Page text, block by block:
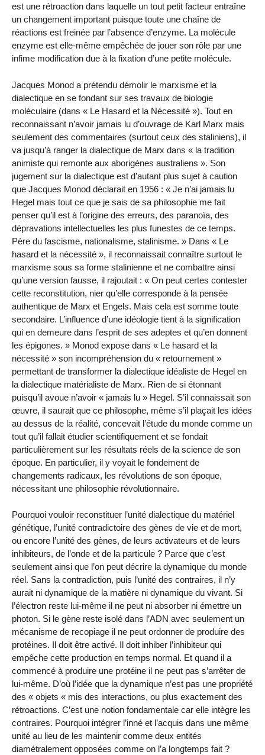
est une rétroaction dans laquelle un tout petit facteur entraîne
un changement important puisque toute une chaîne de
réactions est freinée par l’absence d’enzyme. La molécule
enzyme est elle-même empêchée de jouer son rôle par une
infime modification due à la fixation d’une petite molécule.
Jacques Monod a prétendu démolir le marxisme et la
dialectique en se fondant sur ses travaux de biologie
moléculaire (dans « Le Hasard et la Nécessité »). Tout en
reconnaissant n’avoir jamais lu d’ouvrage de Karl Marx mais
seulement des commentaires (surtout ceux des staliniens), il
va jusqu’à ranger la dialectique de Marx dans « la tradition
animiste qui remonte aux aborigènes australiens ». Son
jugement sur la dialectique est d’autant plus sujet à caution
que Jacques Monod déclarait en 1956 : « Je n’ai jamais lu
Hegel mais tout ce que je sais de sa philosophie me fait
penser qu’il est à l’origine des erreurs, des paranoïa, des
dépravations intellectuelles les plus funestes de ce temps.
Père du fascisme, nationalisme, stalinisme. » Dans « Le
hasard et la nécessité », il reconnaissait connaître surtout le
marxisme sous sa forme stalinienne et ne combattre ainsi
qu’une version fausse, il rajoutait : « On peut certes contester
cette reconstitution, nier qu’elle corresponde à la pensée
authentique de Marx et Engels. Mais cela est somme toute
secondaire. L’influence d’une idéologie tient à la signification
qui en demeure dans l’esprit de ses adeptes et qu’en donnent
les épigones. » Monod expose dans « Le hasard et la
nécessité » son incompréhension du « retournement »
permettant de transformer la dialectique idéaliste de Hegel en
la dialectique matérialiste de Marx. Rien de si étonnant
puisqu’il avoue n’avoir « jamais lu » Hegel. S’il connaissait son
œuvre, il saurait que ce philosophe, même s’il plaçait les idées
au dessus de la réalité, concevait l’étude du monde comme un
tout qu’il fallait étudier scientifiquement et se fondait
particulièrement sur les résultats réels de la science de son
époque. En particulier, il y voyait le fondement de
changements radicaux, les révolutions de son époque,
nécessitant une philosophie révolutionnaire.
Pourquoi vouloir reconstituer l’unité dialectique du matériel
génétique, l’unité contradictoire des gènes de vie et de mort,
ou encore l’unité des gènes, de leurs activateurs et de leurs
inhibiteurs, de l’onde et de la particule ? Parce que c’est
seulement ainsi que l’on peut décrire la dynamique du monde
réel. Sans la contradiction, puis l’unité des contraires, il n’y
aurait ni dynamique de la matière ni dynamique du vivant. Si
l’électron reste lui-même il ne peut ni absorber ni émettre un
photon. Si le gène reste isolé dans l’ADN avec seulement un
mécanisme de recopiage il ne peut ordonner de produire des
protéines. Il doit être activé. Il doit inhiber l’inhibiteur qui
empêche cette production en temps normal. Et quand il a
commencé à produire une protéine il ne peut pas s’arrêter de
lui-même. D’où l’idée que la dynamique n’est pas une propriété
des « objets « mis des interactions, ou plus exactement des
rétroactions. C’est une notion fondamentale car elle intègre les
contraires. Pourquoi intégrer l’inné et l’acquis dans une même
unité au lieu de les maintenir comme deux entités
diamétralement opposées comme on l’a longtemps fait ?